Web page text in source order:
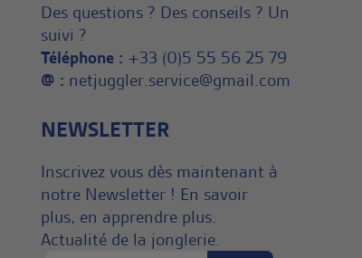
Des questions ? Des conseils ? Un
suivi ?
Téléphone : +33 (0)5 55 56 25 79
@ : netjuggler.service@gmail.com
NEWSLETTER
Inscrivez vous dès maintenant à
notre Newsletter ! En savoir
plus, en apprendre plus.
Actualité de la jonglerie.